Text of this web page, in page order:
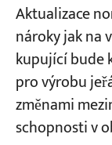
Aktualizace
nároky jak na
kupující bude
pro výrobu
změnami
schopnosti v